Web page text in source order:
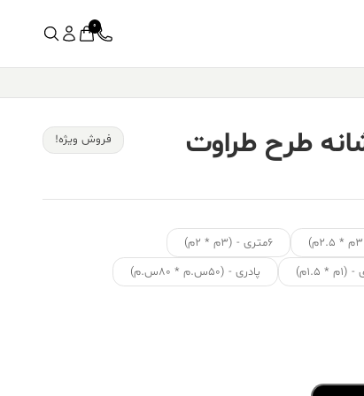
0
کالتکس ۱۲۰۰ شانه طرح طراوت
فروش ویژه!
۶متری - (۳م * ۲م)
پادری - (۵۰س.م * ۸۰س.م)